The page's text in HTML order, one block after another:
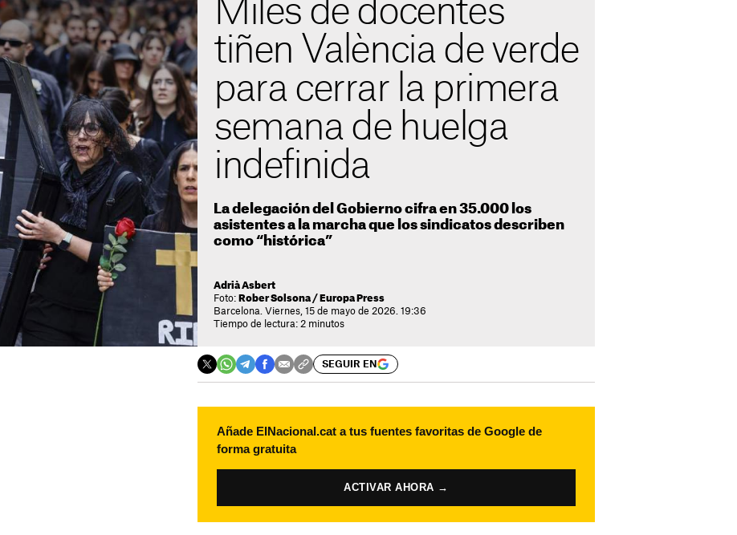
Miles de docentes
tiñen València de verde
para cerrar la primera
semana de huelga
indefinida
La delegación del Gobierno cifra en 35.000 los
asistentes a la marcha que los sindicatos describen
como “histórica”
Adrià Asbert
Foto: Rober Solsona / Europa Press
Barcelona. Viernes, 15 de mayo de 2026. 19:36
Tiempo de lectura: 2 minutos
SEGUIR EN
Añade ElNacional.cat a tus fuentes favoritas de Google de
forma gratuita
ACTIVAR AHORA →